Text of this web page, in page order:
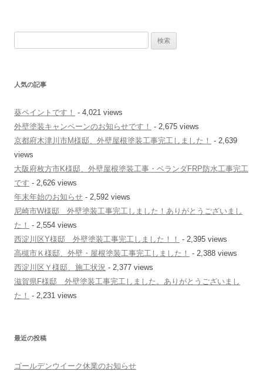
人気の記事
葵ペイントです！
- 4,021 views
外壁塗装キャンペーンのお知らせです！
- 2,675 views
京都府木津川市M様邸、外壁屋根塗装工事完工しました！
- 2,639
views
大阪府枚方市K様邸、外壁屋根塗装工事・ベランダFRP防水工事完工
です - 2,626 views
年末年始のお知らせ - 2,592 views
尼崎市W様邸 外壁塗装工事完工しました！ありがとうございまし
た！
- 2,554 views
西淀川区Y様邸 外壁塗装工事完工しました！！
- 2,395 views
高槻市Ｋ様邸、外壁・屋根塗装工事完工しました！
- 2,388 views
西淀川区Ｙ様邸、施工状況 - 2,377 views
滋賀県F様邸 外壁塗装工事完工しました。ありがとうございまし
た！
- 2,231 views
最近の投稿
ゴールデンウイーク休業のお知らせ